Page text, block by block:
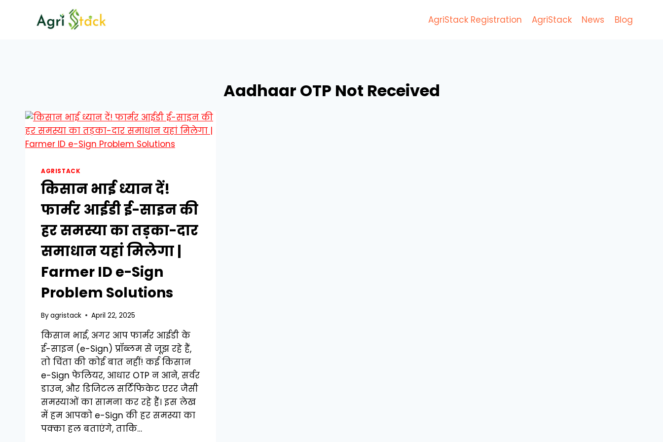
AgriStack Registration AgriStack News Blog
Aadhaar OTP Not Received
AGRISTACK
किसान भाई ध्यान दें!
फार्मर आईडी ई-साइन की
हर समस्या का तड़का-दार
समाधान यहां मिलेगा |
Farmer ID e-Sign
Problem Solutions
Byagristack April 22, 2025
किसान भाई, अगर आप फार्मर आईडी के
ई-साइन (e-Sign) प्रॉब्लम से जूझ रहे हैं,
तो चिंता की कोई बात नहीं! कई किसान
e-Sign फेलियर, आधार OTP न आने, सर्वर
डाउन, और डिजिटल सर्टिफिकेट एरर जैसी
समस्याओं का सामना कर रहे हैं। इस लेख
में हम आपको e-Sign की हर समस्या का
पक्का हल बताएंगे, ताकि…